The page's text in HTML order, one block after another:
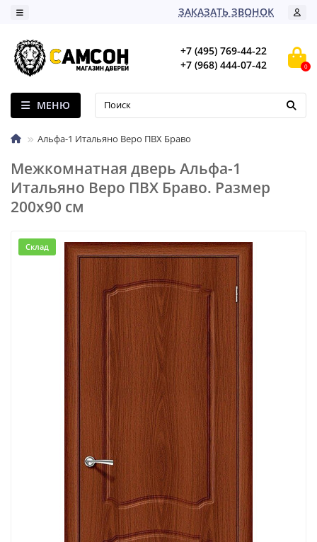
ЗАКАЗАТЬ ЗВОНОК
+7 (495) 769-44-22
+7 (968) 444-07-42
0
МЕНЮ
Альфа-1 Итальяно Веро ПВХ Браво
Межкомнатная дверь Альфа-1
Итальяно Веро ПВХ Браво. Размер
200x90 см
Склад